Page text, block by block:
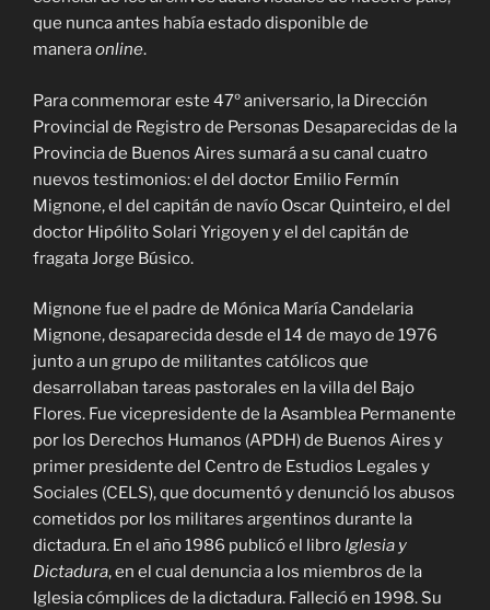
que nunca antes había estado disponible de
maneraonline.
Para conmemorar este 47º aniversario, la Dirección
Provincial de Registro de Personas Desaparecidas de la
Provincia de Buenos Aires sumará a su canal cuatro
nuevos testimonios: el del doctor Emilio Fermín
Mignone, el del capitán de navío Oscar Quinteiro, el del
doctor Hipólito Solari Yrigoyen y el del capitán de
fragata Jorge Búsico.
Mignone fue el padre de Mónica María Candelaria
Mignone, desaparecida desde el 14 de mayo de 1976
junto a un grupo de militantes católicos que
desarrollaban tareas pastorales en la villa del Bajo
Flores. Fue vicepresidente de la Asamblea Permanente
por los Derechos Humanos (APDH) de Buenos Aires y
primer presidente del Centro de Estudios Legales y
Sociales (CELS), que documentó y denunció los abusos
cometidos por los militares argentinos durante la
dictadura. En el año 1986 publicó el libro Iglesia y
Dictadura, en el cual denuncia a los miembros de la
Iglesia cómplices de la dictadura. Falleció en 1998. Su